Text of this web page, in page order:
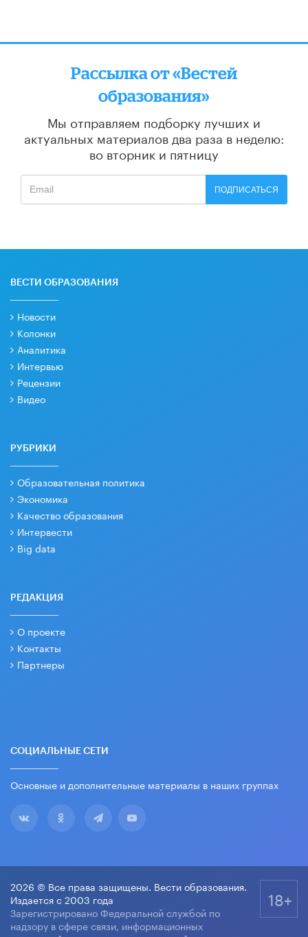
Рассылка от «Вестей
образования»
Мы отправляем подборку лучших и
актуальных материалов два раза в неделю:
во вторник и пятницу
ПОДПИСАТЬСЯ
ВЕСТИ ОБРАЗОВАНИЯ
Новости
Колонки
Аналитика
Интервью
Рецензии
Видео
РУБРИКИ
Образовательная политика
Экономика
Качество образования
Интервести
Big data
РЕДАКЦИЯ
О проекте
Контакты
Партнеры
СОЦИАЛЬНЫЕ СЕТИ
Основные и дополнительные материалы в наших группах
2026 © Все права защищены. Вести образования.
Издается с 2003 года
Зарегистрировано Федеральной службой по
надзору в сфере связи, информационных
18+